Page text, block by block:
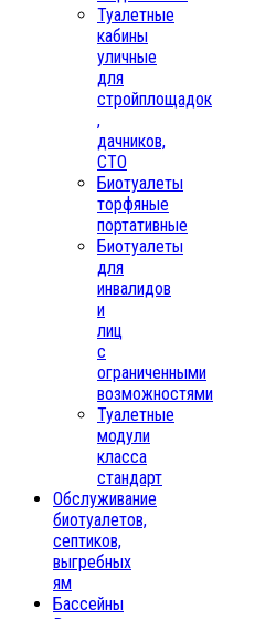
Туалетные
кабины
уличные
для
стройплощадок
,
дачников,
СТО
Биотуалеты
торфяные
портативные
Биотуалеты
для
инвалидов
и
лиц
с
ограниченными
возможностями
Туалетные
модули
класса
стандарт
Обслуживание
биотуалетов,
септиков,
выгребных
ям
Бассейны